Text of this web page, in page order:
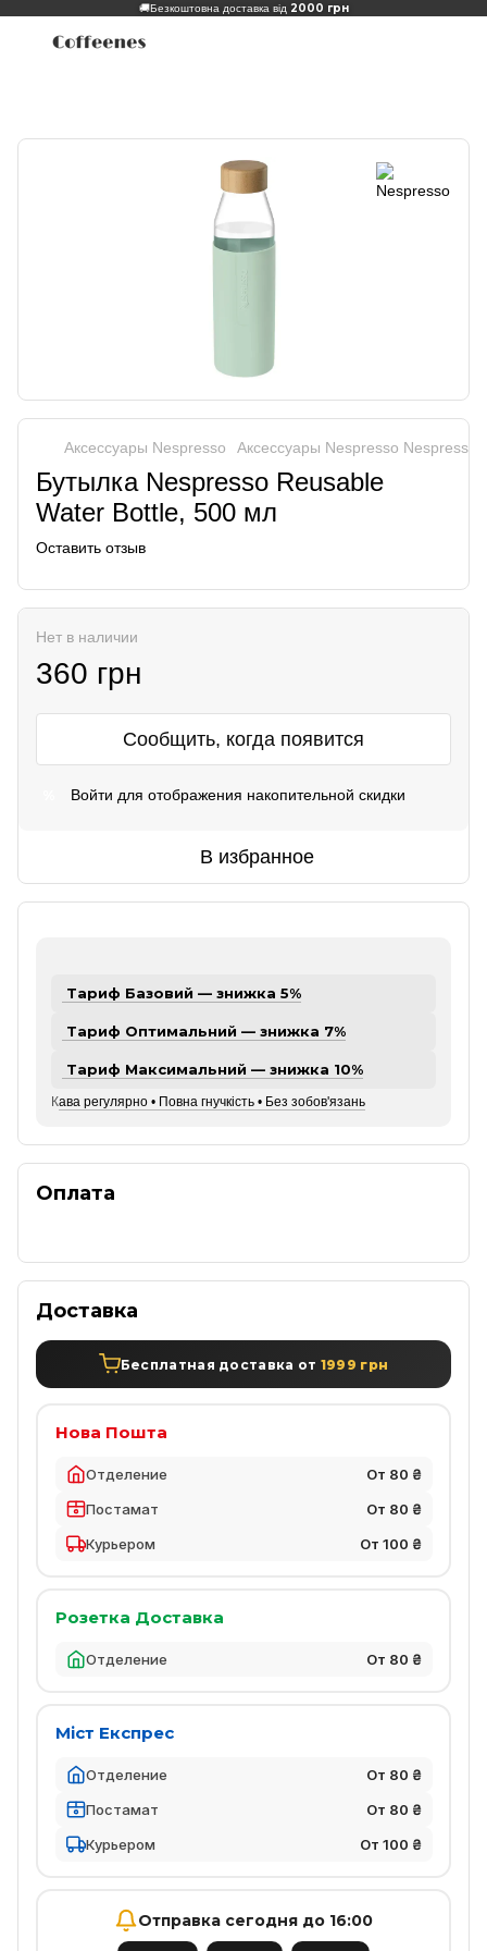
🚚Безкоштовна доставка від 2000 грн
Аксеcсуары Nespresso Аксеcсуары Nespresso Nespresso
Бутылка Nespresso Reusable
Water Bottle, 500 мл
Оставить отзыв
Нет в наличии
360 грн
Сообщить, когда появится
Войти для отображения накопительной скидки
В избранное
Тариф Базовий — знижка 5%
Тариф Оптимальний — знижка 7%
Тариф Максимальний — знижка 10%
Кава регулярно • Повна гнучкість • Без зобов'язань
Оплата
Доставка
Бесплатная доставка от 1999 грн
Нова Пошта
Отделение
От 80 ₴
Постамат
От 80 ₴
Курьером
От 100 ₴
Розетка Доставка
Отделение От 80 ₴
Міст Експрес
Отделение
От 80 ₴
Постамат
От 80 ₴
Курьером
От 100 ₴
Отправка сегодня до 16:00